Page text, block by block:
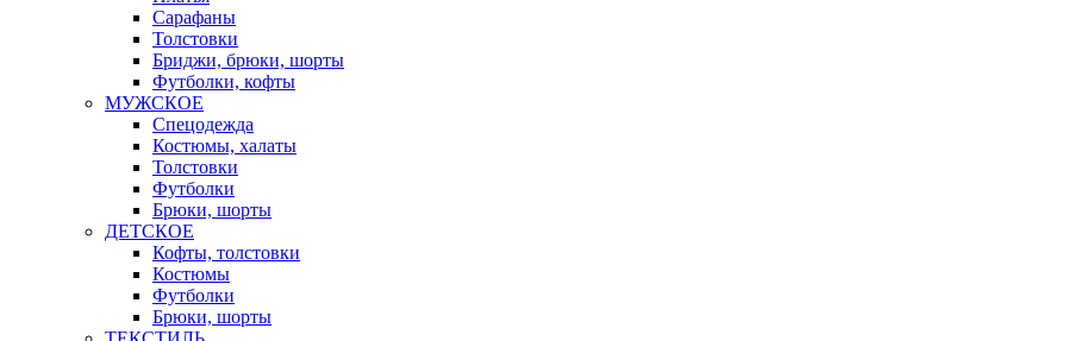
Сарафаны
Толстовки
Бриджи, брюки, шорты
Футболки, кофты
МУЖСКОЕ
Спецодежда
Костюмы, халаты
Толстовки
Футболки
Брюки, шорты
ДЕТСКОЕ
Кофты, толстовки
Костюмы
Футболки
Брюки, шорты